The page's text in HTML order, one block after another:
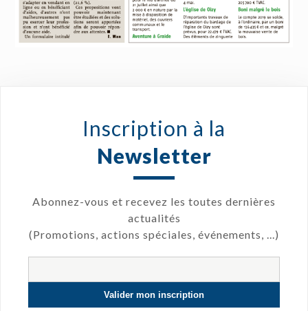
Inscription à la
Newsletter
Abonnez-vous et recevez les toutes dernières
actualités
(Promotions, actions spéciales, événements, ...)